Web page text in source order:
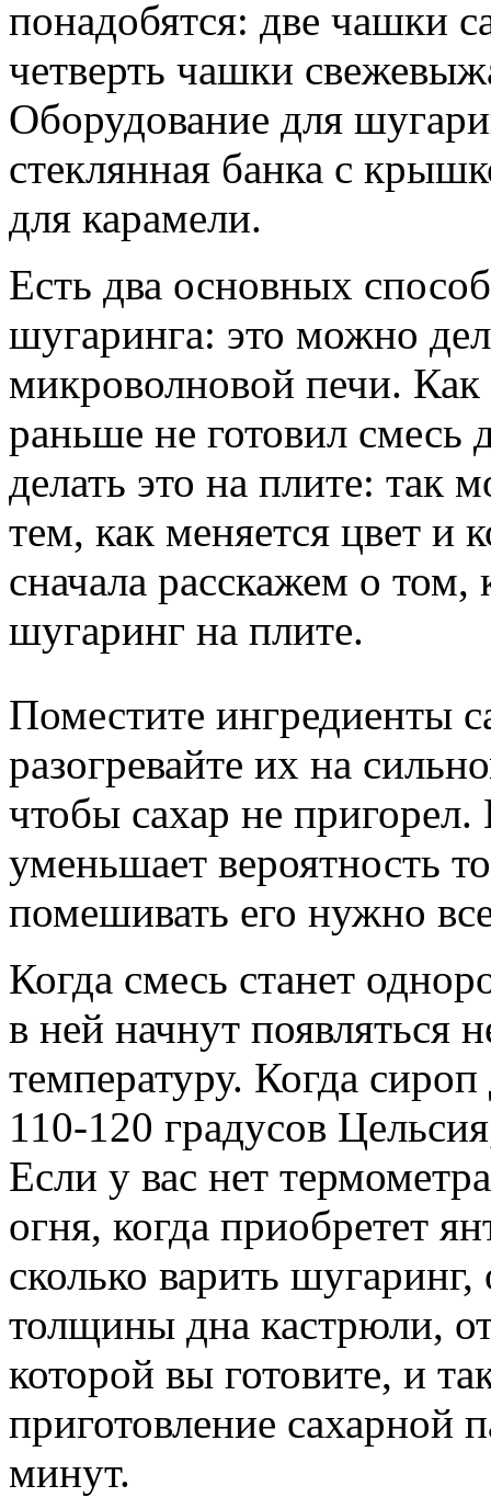
понадобятся: две чашки
четверть чашки
Оборудование для
стеклянная банка с
для карамели.
Есть два основных
шугаринга: это можно
микроволновой печи. Как
раньше не готовил смесь
делать это на плите: так
тем, как меняется цвет и
сначала расскажем о том,
шугаринг на плите.
Поместите ингредиенты
разогревайте их на
чтобы сахар не
уменьшает вероятность
помешивать его нужно
Когда смесь станет
в ней начнут появляться
температуру. Когда
110-120 градусов
Если у вас нет
огня, когда приобретет
сколько варить
толщины дна кастрюли,
которой вы готовите, и
приготовление сахарной
минут.